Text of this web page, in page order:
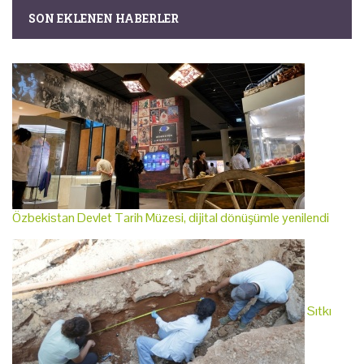
SON EKLENEN HABERLER
Özbekistan Devlet Tarih Müzesi, dijital dönüşümle yenilendi
Sıtkı